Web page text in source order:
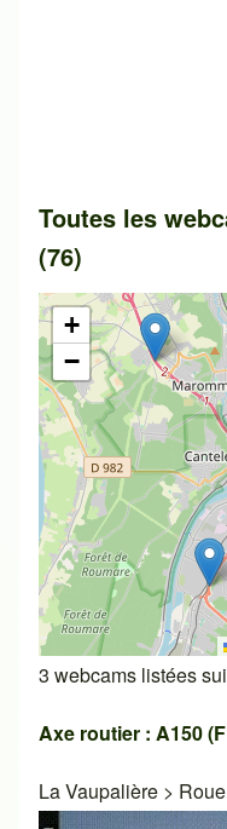
Toutes les
(76)
+
−
3 webcams listées
Axe routier : A150
La Vaupalière >